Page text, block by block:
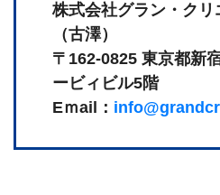
株式会社グラン・ク
（古澤）
〒162-0825 東京都新
ービィビル5階
Eｍail：